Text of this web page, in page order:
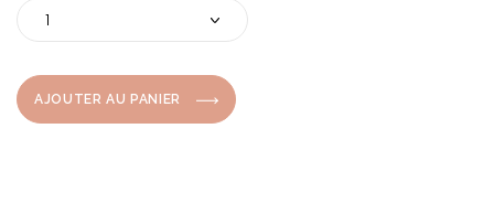
AJOUTER AU PANIER